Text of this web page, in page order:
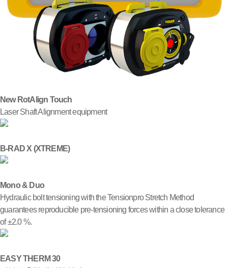
New RotAlign Touch
Laser Shaft Alignment equipment
B-RAD X (XTREME)
Mono & Duo
Hydraulic bolt tensioning with the Tensionpro Stretch Method
guarantees reproducible pre-tensioning forces within a close tolerance
of ±2.0 %.
EASY THERM 30